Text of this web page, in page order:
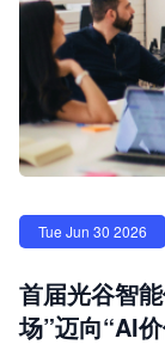
Tue Jun 30 2026
首届光谷智
场”迈向“AI